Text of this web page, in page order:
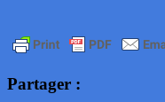
Partager :